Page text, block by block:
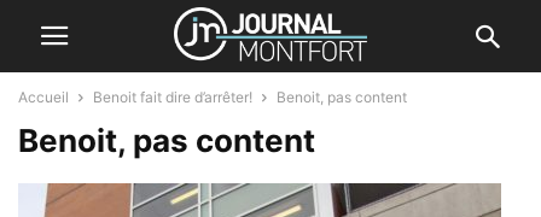
Accueil Benoit fait dire d’arrêter! Benoit, pas content
Benoit, pas content